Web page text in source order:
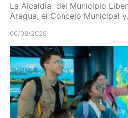
La Alcaldía del Municipio
Aragua, el Concejo Municipal
06/08/2026